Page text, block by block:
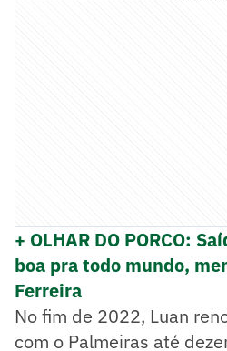
+ OLHAR DO PORCO:
boa pra todo mundo,
Ferreira
No fim de 2022, Luan
com o Palmeiras até